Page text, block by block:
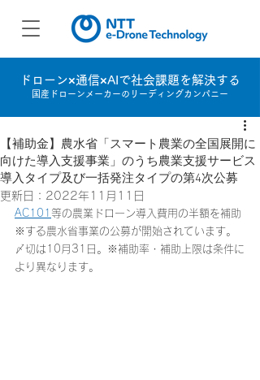
ドローン×通信×AIで社会課題を解決する
国産ドローンメーカーのリーディングカンパニー
【補助金】農水省「スマート農業の全国展開に
向けた導入支援事業」のうち農業支援サービス
導入タイプ及び一括発注タイプの第4次公募
更新日： 2022年11月11日
AC101 等の農業ドローン導入費用の半額を補助
※する農水省事業の公募が開始されています。
〆切は10月31日。※補助率・補助上限は条件に
より異なります。